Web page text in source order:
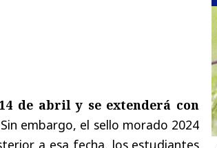
de abril y se extenderá con
embargo, el sello morado 2024
a esa fecha, los estudiantes